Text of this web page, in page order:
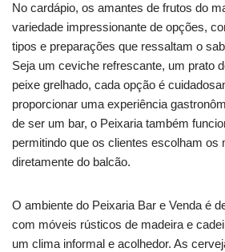
No cardápio, os amantes de frutos do
variedade impressionante de opções,
tipos e preparações que ressaltam o
Seja um ceviche refrescante, um prato
peixe grelhado, cada opção é
proporcionar uma experiência
de ser um bar, o Peixaria também
permitindo que os clientes escolham os
diretamente do balcão.
O ambiente do Peixaria Bar e Venda é
com móveis rústicos de madeira e
um clima informal e acolhedor. As